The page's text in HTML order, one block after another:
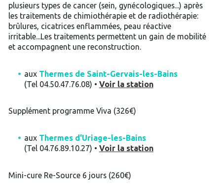
plusieurs types de cancer (sein, gynécologiques...) après
les traitements de chimiothérapie et de radiothérapie:
brûlures, cicatrices enflammées, peau réactive
irritable...Les traitements permettent un gain de mobilité
et accompagnent une reconstruction.
aux Thermes de Saint-Gervais-les-Bains
(Tel 04.50.47.76.08) • Voir la station
Supplément programme Viva (326€)
aux Thermes d'Uriage-les-Bains
(Tel 04.76.89.10.27) • Voir la station
Mini-cure Re-Source 6 jours (260€)